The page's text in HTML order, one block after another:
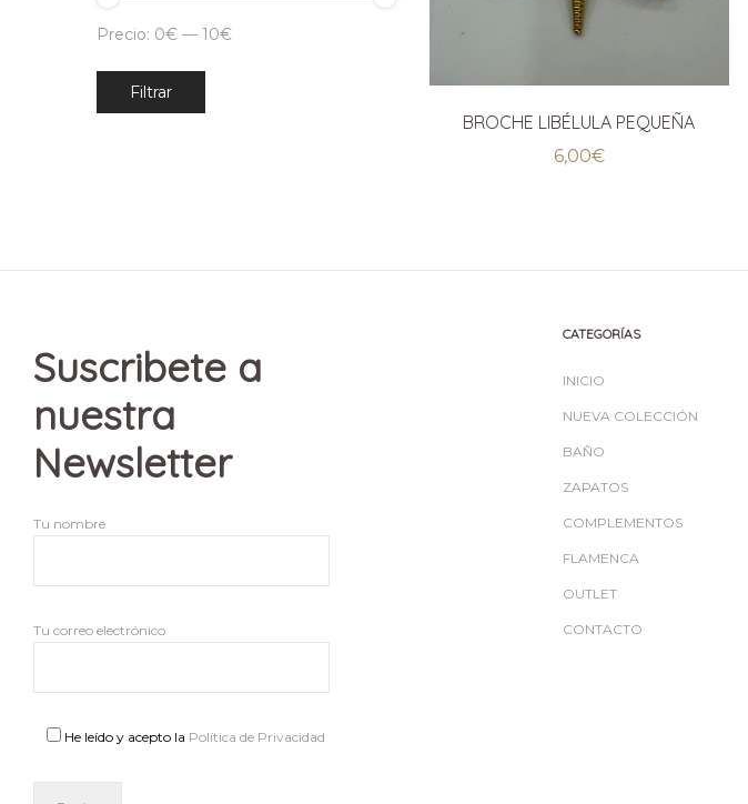
BROCHE LIBÉLULA PEQUEÑA
6,00€
Precio
mínimo
Precio
máximo
Filtrar
Precio: 0€ — 10€
Suscribete a
nuestra
Newsletter
Tu nombre
Tu correo electrónico
He leído y acepto la Política de Privacidad
CATEGORÍAS
INICIO
NUEVA COLECCIÓN
BAÑO
ZAPATOS
COMPLEMENTOS
FLAMENCA
OUTLET
CONTACTO